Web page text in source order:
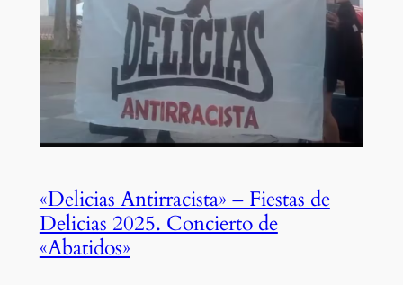
«Delicias Antirracista» – Fiestas de
Delicias 2025. Concierto de
«Abatidos»